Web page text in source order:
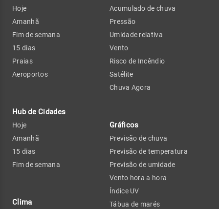
Hoje
Amanhã
Fim de semana
15 dias
Praias
Aeroportos
Hub de Cidades
Hoje
Amanhã
15 dias
Fim de semana
Clima
Acumulado de chuva
Pressão
Umidade relativa
Vento
Risco de Incêndio
Satélite
Chuva Agora
Gráficos
Previsão de chuva
Previsão de temperatura
Previsão de umidade
Vento hora a hora
Índice UV
Tábua de marés